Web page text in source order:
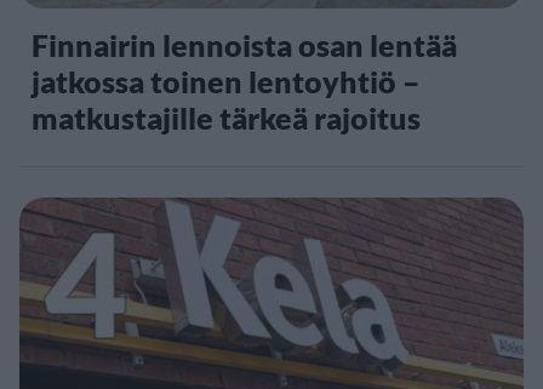
Finnairin lennoista osan lentää
jatkossa toinen lentoyhtiö –
matkustajille tärkeä rajoitus
4